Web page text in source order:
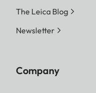
The Leica Blog
Newsletter
Company